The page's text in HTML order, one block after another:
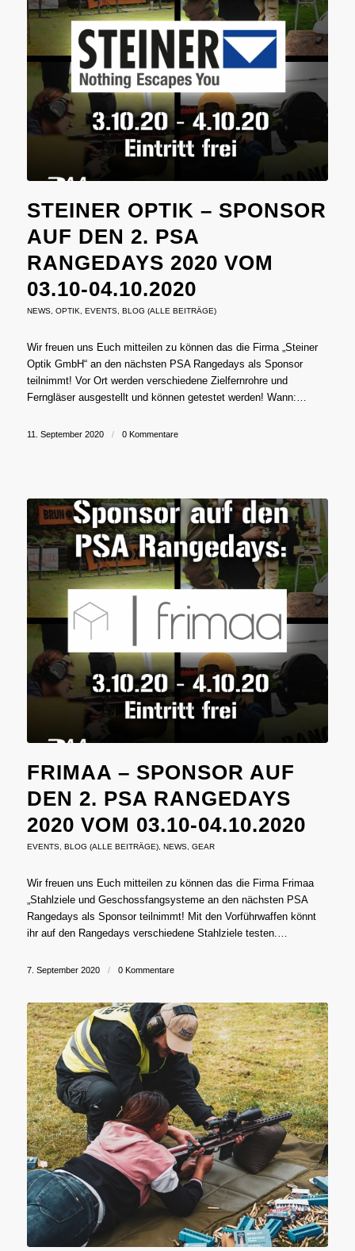
STEINER OPTIK – SPONSOR
AUF DEN 2. PSA
RANGEDAYS 2020 VOM
03.10-04.10.2020
NEWS, OPTIK EVENTS, BLOG (ALLE BEITRÄGE)
Wir freuen uns Euch mitteilen zu können das die Firma „Steiner
Optik GmbH“ an den nächsten PSA Rangedays als Sponsor
teilnimmt! Vor Ort werden verschiedene Zielfernrohre und
Ferngläser ausgestellt und können getestet werden! Wann:…
11. September 2020 / 0 Kommentare
FRIMAA – SPONSOR AUF
DEN 2. PSA RANGEDAYS
2020 VOM 03.10-04.10.2020
EVENTS, BLOG (ALLE BEITRÄGE), NEWS, GEAR
Wir freuen uns Euch mitteilen zu können das die Firma Frimaa
„Stahlziele und Geschossfangsysteme an den nächsten PSA
Rangedays als Sponsor teilnimmt! Mit den Vorführwaffen könnt
ihr auf den Rangedays verschiedene Stahlziele testen.…
7. September 2020 / 0 Kommentare